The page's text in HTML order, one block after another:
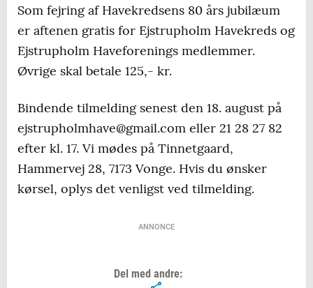
Som fejring af Havekredsens 80 års jubilæum
er aftenen gratis for Ejstrupholm Havekreds og
Ejstrupholm Haveforenings medlemmer.
Øvrige skal betale 125,- kr.
Bindende tilmelding senest den 18. august på
ejstrupholmhave@gmail.com eller 21 28 27 82
efter kl. 17. Vi mødes på Tinnetgaard,
Hammervej 28, 7173 Vonge. Hvis du ønsker
kørsel, oplys det venligst ved tilmelding.
ANNONCE
Del med andre: